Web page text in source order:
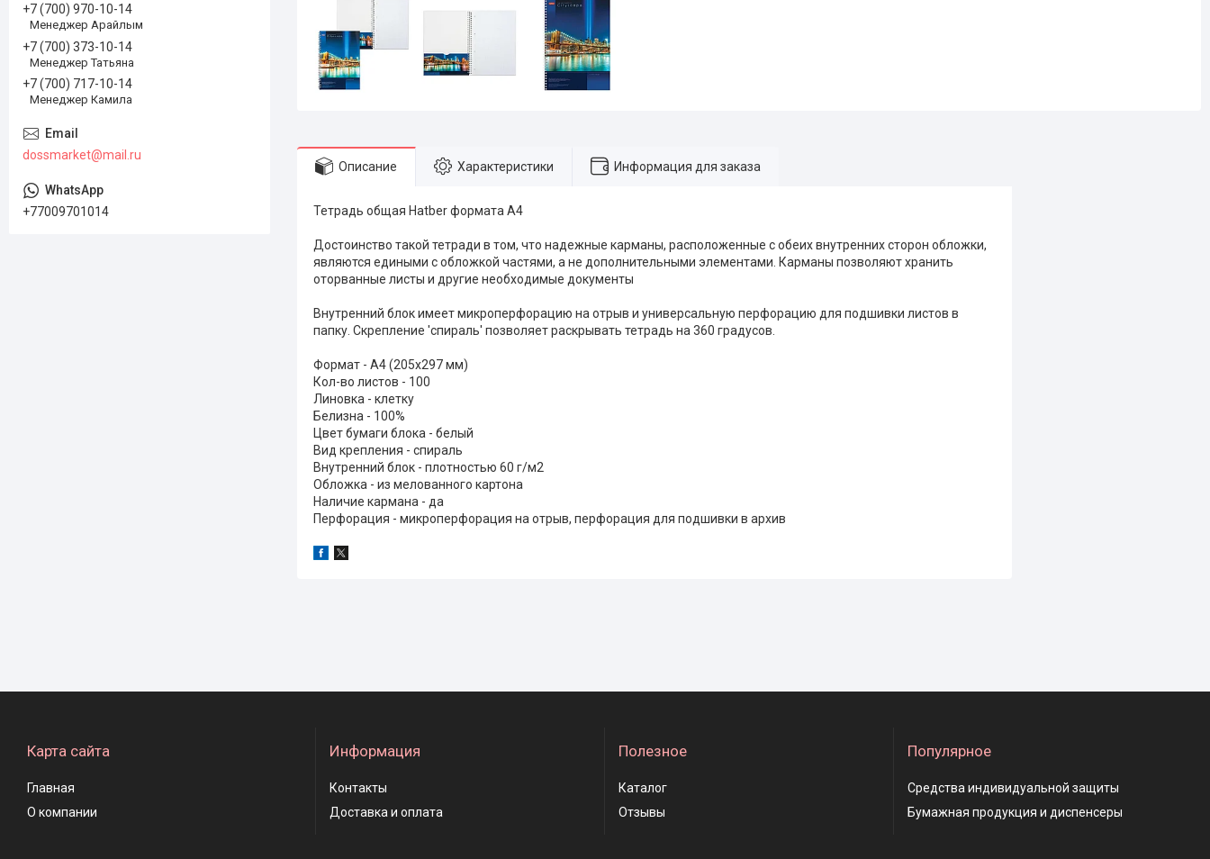
Описание Характеристики Информация для заказа
Тетрадь общая Hatber формата А4
Достоинство такой тетради в том, что надежные карманы, расположенные с обеих внутренних сторон обложки,
являются едиными с обложкой частями, а не дополнительными элементами. Карманы позволяют хранить
оторванные листы и другие необходимые документы
Внутренний блок имеет микроперфорацию на отрыв и универсальную перфорацию для подшивки листов в
папку. Скрепление 'спираль' позволяет раскрывать тетрадь на 360 градусов.
Формат - А4 (205х297 мм)
Кол-во листов - 100
Линовка - клетку
Белизна - 100%
Цвет бумаги блока - белый
Вид крепления - спираль
Внутренний блок - плотностью 60 г/м2
Обложка - из мелованного картона
Наличие кармана - да
Перфорация - микроперфорация на отрыв, перфорация для подшивки в архив
+7 (700) 970-10-14
Менеджер Арайлым
+7 (700) 373-10-14
Менеджер Татьяна
+7 (700) 717-10-14
Менеджер Камила
dossmarket@mail.ru
+77009701014
Карта сайта
Главная
О компании
Информация
Контакты
Доставка и оплата
Полезное
Каталог
Отзывы
Популярное
Средства индивидуальной защиты
Бумажная продукция и диспенсеры